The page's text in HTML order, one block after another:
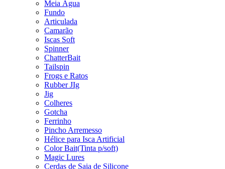
Meia Água
Fundo
Articulada
Camarão
Iscas Soft
Spinner
ChatterBait
Tailspin
Frogs e Ratos
Rubber JIg
Jig
Colheres
Gotcha
Ferrinho
Pincho Arremesso
Hélice para Isca Artificial
Color Bait(Tinta p/soft)
Magic Lures
Cerdas de Saia de Silicone